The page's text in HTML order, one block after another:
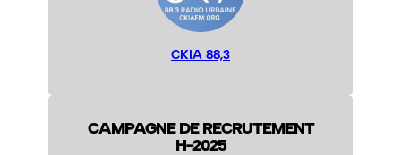
CKIA 88,3
CAMPAGNE DE RECRUTEMENT
H-2025